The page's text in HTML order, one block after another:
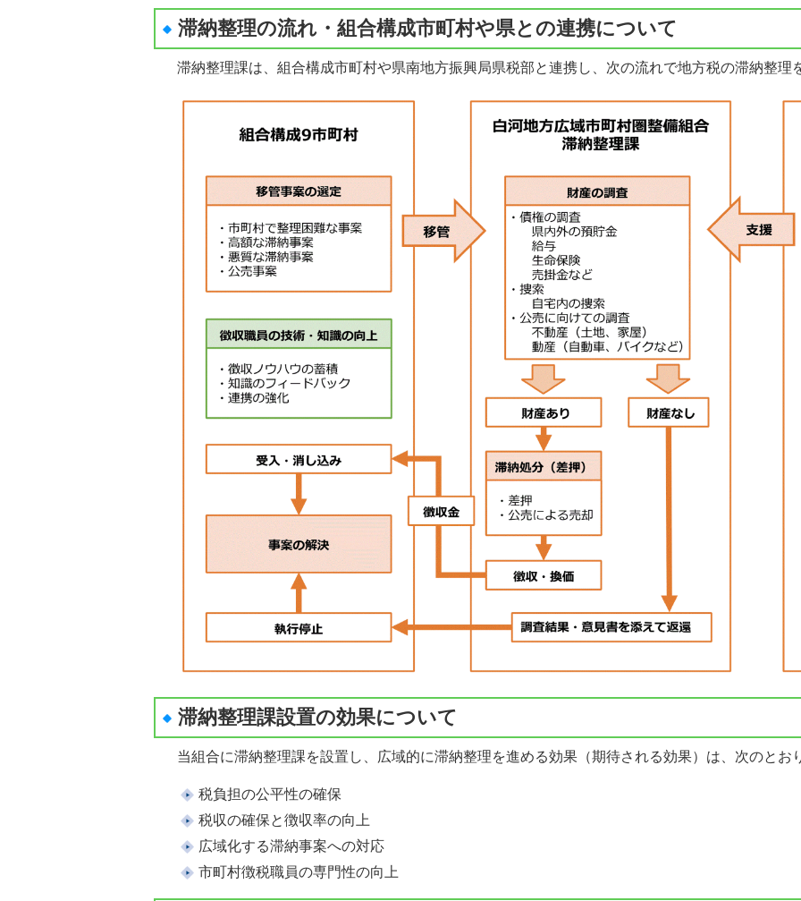
滞納整理の流れ・組合構成市町村や県との連携について
滞納整理課は、組合構成市町村や県南地方振興局県税部と連携し、次の流れで地方税の滞納整理
滞納整理課設置の効果について
当組合に滞納整理課を設置し、広域的に滞納整理を進める効果（期待される効果）は、次のとお
税負担の公平性の確保
税収の確保と徴収率の向上
広域化する滞納事案への対応
市町村徴税職員の専門性の向上